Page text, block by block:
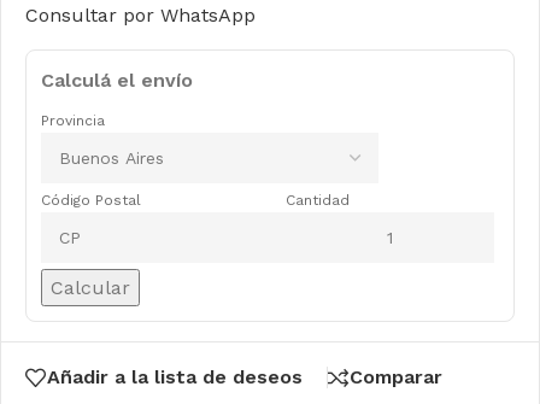
Consultar por WhatsApp
Calculá el envío
Provincia
Código Postal Cantidad
Calcular
Añadir a la lista de deseos Comparar